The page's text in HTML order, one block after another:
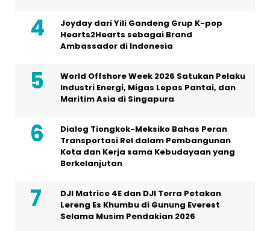
Joyday dari Yili Gandeng Grup K-pop
Hearts2Hearts sebagai Brand
Ambassador di Indonesia
World Offshore Week 2026 Satukan Pelaku
Industri Energi, Migas Lepas Pantai, dan
Maritim Asia di Singapura
Dialog Tiongkok-Meksiko Bahas Peran
Transportasi Rel dalam Pembangunan
Kota dan Kerja sama Kebudayaan yang
Berkelanjutan
DJI Matrice 4E dan DJI Terra Petakan
Lereng Es Khumbu di Gunung Everest
Selama Musim Pendakian 2026